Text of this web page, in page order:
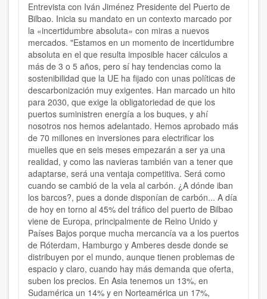
Entrevista con Iván Jiménez Presidente del Puerto de
Bilbao. Inicia su mandato en un contexto marcado por
la «incertidumbre absoluta» con miras a nuevos
mercados. "Estamos en un momento de incertidumbre
absoluta en el que resulta imposible hacer cálculos a
más de 3 o 5 años, pero sí hay tendencias como la
sostenibilidad que la UE ha fijado con unas políticas de
descarbonización muy exigentes. Han marcado un hito
para 2030, que exige la obligatoriedad de que los
puertos suministren energía a los buques, y ahí
nosotros nos hemos adelantado. Hemos aprobado más
de 70 millones en inversiones para electrificar los
muelles que en seis meses empezarán a ser ya una
realidad, y como las navieras también van a tener que
adaptarse, será una ventaja competitiva. Será como
cuando se cambió de la vela al carbón. ¿A dónde iban
los barcos?, pues a donde disponían de carbón... A día
de hoy en torno al 45% del tráfico del puerto de Bilbao
viene de Europa, principalmente de Reino Unido y
Países Bajos porque mucha mercancía va a los puertos
de Róterdam, Hamburgo y Amberes desde donde se
distribuyen por el mundo, aunque tienen problemas de
espacio y claro, cuando hay más demanda que oferta,
suben los precios. En Asia tenemos un 13%, en
Sudamérica un 14% y en Norteamérica un 17%,